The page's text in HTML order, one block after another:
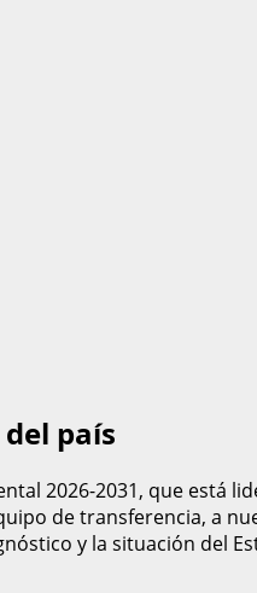
país
2026-2031, que está
de transferencia, a
y la situación del